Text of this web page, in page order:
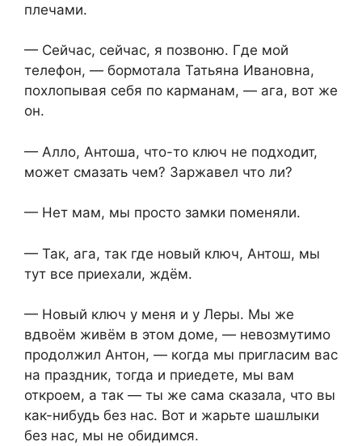
плечами.
— Сейчас, сейчас, я позвоню. Где мой
телефон, — бормотала Татьяна Ивановна,
похлопывая себя по карманам, — ага, вот же
он.
— Алло, Антоша, что-то ключ не подходит,
может смазать чем? Заржавел что ли?
— Нет мам, мы просто замки поменяли.
— Так, ага, так где новый ключ, Антош, мы
тут все приехали, ждём.
— Новый ключ у меня и у Леры. Мы же
вдвоём живём в этом доме, — невозмутимо
продолжил Антон, — когда мы пригласим вас
на праздник, тогда и приедете, мы вам
откроем, а так — ты же сама сказала, что вы
как-нибудь без нас. Вот и жарьте шашлыки
без нас, мы не обидимся.